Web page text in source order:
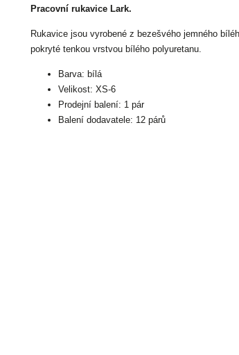
Pracovní rukavice Lark.
Rukavice jsou vyrobené z bezešvého jemného
pokryté tenkou vrstvou bílého polyuretanu.
Barva: bílá
Velikost: XS-6
Prodejní balení: 1 pár
Balení dodavatele: 12 párů